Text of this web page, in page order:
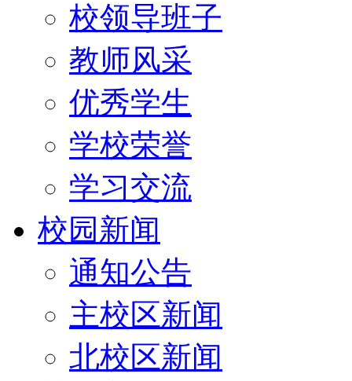
校领导班子
教师风采
优秀学生
学校荣誉
学习交流
校园新闻
通知公告
主校区新闻
北校区新闻